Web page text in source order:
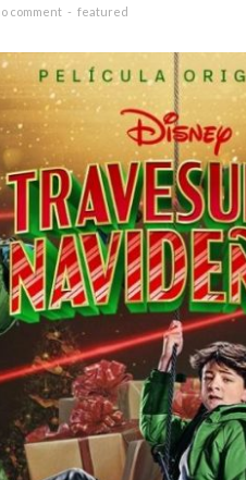
comment featured
Potter y la piedra
vuelve a la pantalla
para celebrar sus 25
1 día ago 54